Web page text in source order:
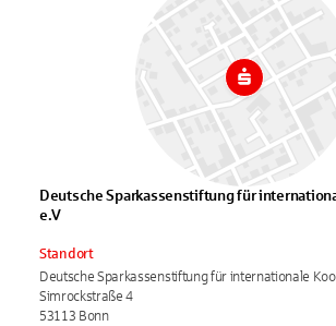
Deutsche Sparkassenstiftung für
e.V
Standort
Deutsche Sparkassenstiftung für internationale
Simrockstraße 4
53113 Bonn